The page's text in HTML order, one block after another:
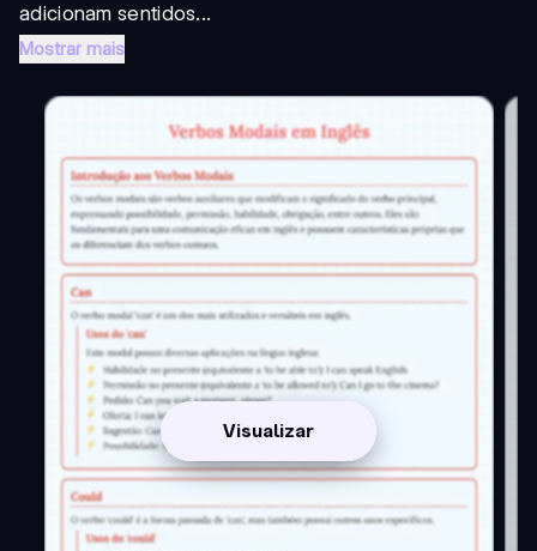
adicionam sentidos...
Mostrar mais
Visualizar